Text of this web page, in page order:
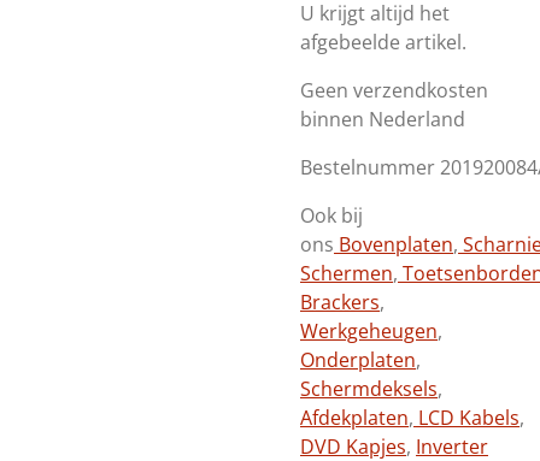
U krijgt altijd het
afgebeelde artikel.
Geen verzendkosten
binnen Nederland
Bestelnummer
Ook bij
ons Bovenplaten,
Schermen,
Brackers,
Werkgeheugen,
Onderplaten,
Schermdeksels,
Afdekplaten, LCD Kabels,
DVD Kapjes, Inverter